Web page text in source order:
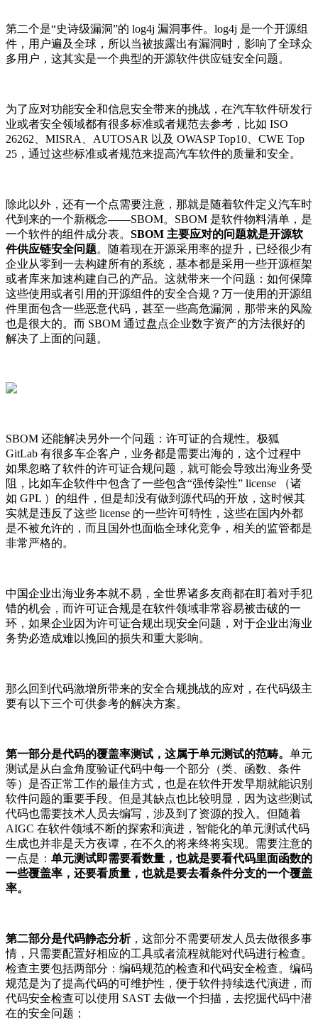
第二个是“史诗级漏洞”的 log4j 漏洞事件。log4j 是一个开源组
件，用户遍及全球，所以当被披露出有漏洞时，影响了全球众
多用户，这其实是一个典型的开源软件供应链安全问题。
为了应对功能安全和信息安全带来的挑战，在汽车软件研发行
业或者安全领域都有很多标准或者规范去参考，比如 ISO
26262、MISRA、AUTOSAR 以及 OWASP Top10、CWE Top
25，通过这些标准或者规范来提高汽车软件的质量和安全。
除此以外，还有一个点需要注意，那就是随着软件定义汽车时
代到来的一个新概念——SBOM。SBOM 是软件物料清单，是
一个软件的组件成分表。 SBOM 主要应对的问题就是开源软
件供应链安全问题。随着现在开源采用率的提升，已经很少有
企业从零到一去构建所有的系统，基本都是采用一些开源框架
或者库来加速构建自己的产品。这就带来一个问题：如何保障
这些使用或者引用的开源组件的安全合规？万一使用的开源组
件里面包含一些恶意代码，甚至一些高危漏洞，那带来的风险
也是很大的。而 SBOM 通过盘点企业数字资产的方法很好的
解决了上面的问题。
SBOM 还能解决另外一个问题：许可证的合规性。极狐
GitLab 有很多车企客户，业务都是需要出海的，这个过程中
如果忽略了软件的许可证合规问题，就可能会导致出海业务受
阻，比如车企软件中包含了一些包含“强传染性” license （诸
如 GPL ）的组件，但是却没有做到源代码的开放，这时候其
实就是违反了这些 license 的一些许可特性，这些在国内外都
是不被允许的，而且国外也面临全球化竞争，相关的监管都是
非常严格的。
中国企业出海业务本就不易，全世界诸多友商都在盯着对手犯
错的机会，而许可证合规是在软件领域非常容易被击破的一
环，如果企业因为许可证合规出现安全问题，对于企业出海业
务势必造成难以挽回的损失和重大影响。
那么回到代码激增所带来的安全合规挑战的应对，在代码级主
要有以下三个可供参考的解决方案。
第一部分是代码的覆盖率测试，这属于单元测试的范畴。 单元
测试是从白盒角度验证代码中每一个部分（类、函数、条件
等）是否正常工作的最佳方式，也是在软件开发早期就能识别
软件问题的重要手段。但是其缺点也比较明显，因为这些测试
代码也需要技术人员去编写，涉及到了资源的投入。但随着
AIGC 在软件领域不断的探索和演进，智能化的单元测试代码
生成也并非是天方夜谭，在不久的将来终将实现。需要注意的
一点是： 单元测试即需要看数量，也就是要看代码里面函数的
一些覆盖率，还要看质量，也就是要去看条件分支的一个覆盖
率。
第二部分是代码静态分析，这部分不需要研发人员去做很多事
情，只需要配置好相应的工具或者流程就能对代码进行检查。
检查主要包括两部分：编码规范的检查和代码安全检查。编码
规范是为了提高代码的可维护性，便于软件持续迭代演进，而
代码安全检查可以使用 SAST 去做一个扫描，去挖掘代码中潜
在的安全问题；